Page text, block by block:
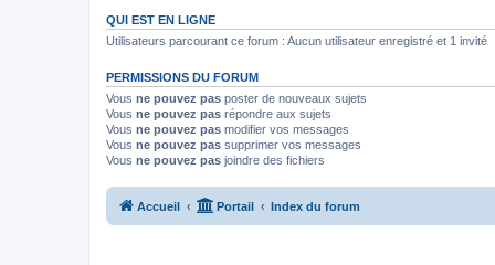
QUI EST EN LIGNE
Utilisateurs parcourant ce forum : Aucun utilisateur enregistré et 1 invité
PERMISSIONS DU FORUM
Vous ne pouvez pas poster de nouveaux sujets
Vous ne pouvez pas répondre aux sujets
Vous ne pouvez pas modifier vos messages
Vous ne pouvez pas supprimer vos messages
Vous ne pouvez pas joindre des fichiers
Accueil Portail Index du forum